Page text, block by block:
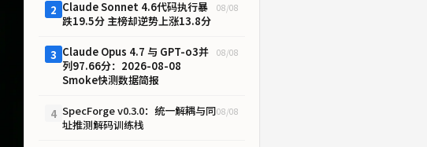
2 Claude Sonnet 4.6代码执行暴
跌19.5分 主榜却逆势上涨13.8分
08/08
3 Claude Opus 4.7 与 GPT-o3并
列97.66分：2026-08-08
Smoke快测数据简报
08/08
4 SpecForge v0.3.0：统一解耦与同
址推测解码训练栈
08/08